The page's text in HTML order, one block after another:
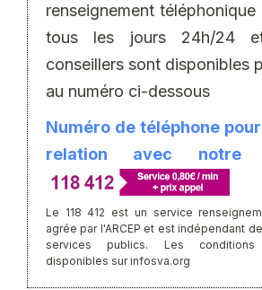
renseignement
tous les jours 24h/24
conseillers sont disponibles
au numéro ci-dessous
Numéro de téléphone
relation avec notre
Le 118 412 est un service
agrée par l'ARCEP et est indépendant
services publics. Les
disponibles sur infosva.org